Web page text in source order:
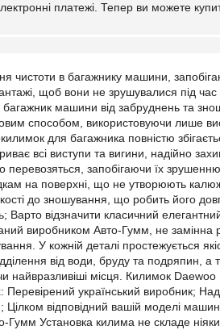
платежі. Тепер ви можете
чистоти в багажнику машини,
щоб вони не зрушувалися під
багажник машини від забруднень та
способом, використовуючи лише
для багажника повністю
всі виступи та вигини, надійно
перевозяться, запобігаючи їх
на поверхні, що не утворюють
до зношування, що робить його
Варто відзначити класичний
виробником Авто-Гумм, не замінна
У кожній деталі простежується
від води, бруду та подряпин, а
місця. Килимок
український виробник;
відповідний вашій моделі
Установка килима не складе